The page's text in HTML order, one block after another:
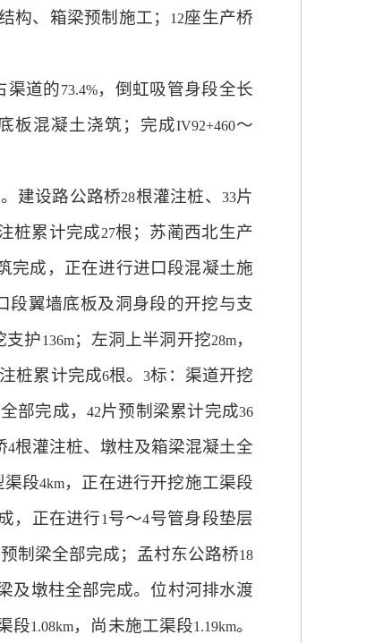
构、箱梁预制施工； 12座生产桥
渠道的73.4%，倒虹吸管身段全长
板混凝土浇筑；完成IV92+460～
。建设路公路桥28根灌注桩、 33片
桩累计完成27根；苏蔺西北生产
完成，正在进行进口段混凝土施
段翼墙底板及洞身段的开挖与支
支护136m；左洞上半洞开挖28m，
桩累计完成6根。3标：渠道开挖
部完成， 42片预制梁累计完成36
4根灌注桩、墩柱及箱梁混凝土全
渠段4km，正在进行开挖施工渠段
，正在进行1 号～4号管身段垫层
制梁全部完成；孟村东公路桥18
及墩柱全部完成。位村河排水渡
段1.08km，尚未施工渠段1.19km。